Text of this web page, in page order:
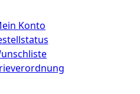
Konto